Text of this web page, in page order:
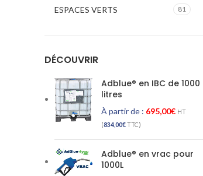
ESPACES VERTS 81
DÉCOUVRIR
Adblue® en IBC de 1000
litres
À partir de : 695,00€ HT
(834,00€TTC)
Adblue® en vrac pour
1000L